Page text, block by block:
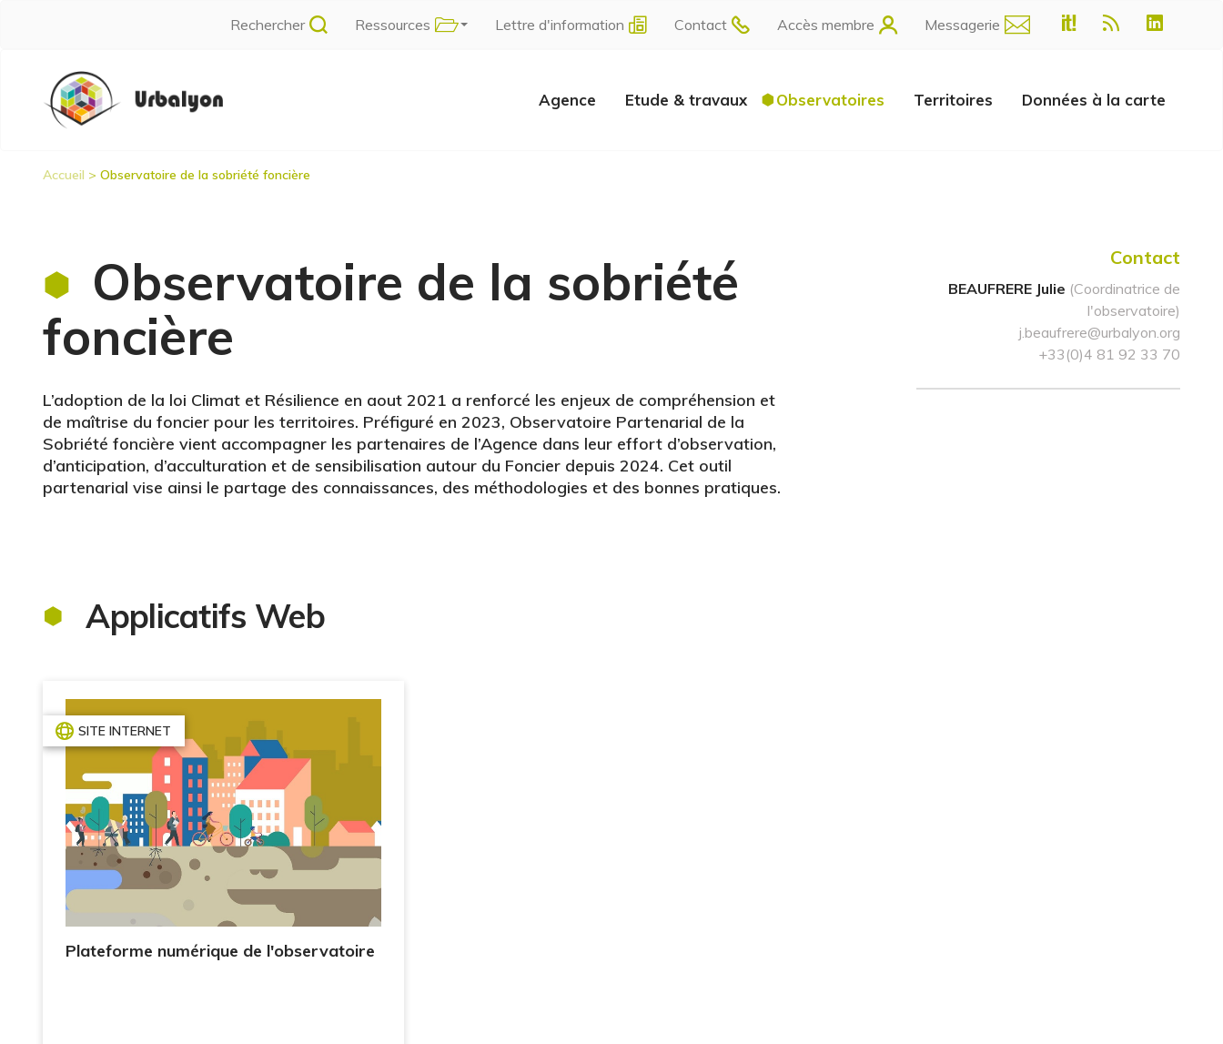
Rechercher Ressources Lettre d'information Contact Accès membre Messagerie
Navigation
principale
Agence Etude & travaux Observatoires Territoires Données à la carte
Accueil Observatoire de la sobriété foncière
Observatoire de la sobriété
foncière
L’adoption de la loi Climat et Résilience en aout 2021 a renforcé les enjeux de compréhension et
de maîtrise du foncier pour les territoires. Préfiguré en 2023, Observatoire Partenarial de la
Sobriété foncière vient accompagner les partenaires de l’Agence dans leur effort d’observation,
d’anticipation, d’acculturation et de sensibilisation autour du Foncier depuis 2024. Cet outil
partenarial vise ainsi le partage des connaissances, des méthodologies et des bonnes pratiques.
Contact
BEAUFRERE Julie (Coordinatrice de
l'observatoire)
j.beaufrere@urbalyon.org
+33(0)4 81 92 33 70
Applicatifs Web
SITE INTERNET
Plateforme numérique de l'observatoire